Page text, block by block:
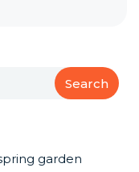
Search
garden